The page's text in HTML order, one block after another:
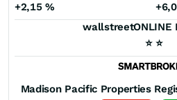
+2,15%
wallstreetONLINE
⭐ ⭐
Madison Pacific Properties